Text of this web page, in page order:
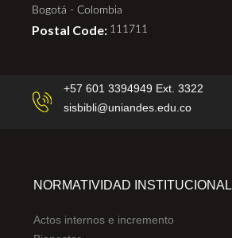
Bogotá - Colombia
Postal Code: 111711
+57 601 3394949 Ext. 3322
sisbibli@uniandes.edu.co
NORMATIVIDAD INSTITUCIONAL
Actos internos e incremento